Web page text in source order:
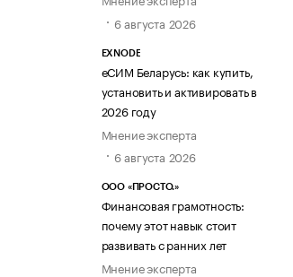
6 августа 2026
EXNODE
еСИМ Беларусь: как купить,
установить и активировать в
2026 году
Мнение эксперта
6 августа 2026
ООО «ПРОСТО.»
Финансовая грамотность:
почему этот навык стоит
развивать с ранних лет
Мнение эксперта